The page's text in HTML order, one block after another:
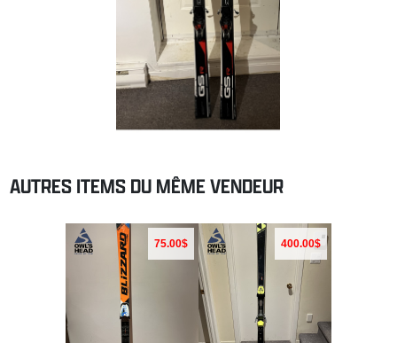
AUTRES ITEMS DU MÊME VENDEUR
75.00$ 400.00$